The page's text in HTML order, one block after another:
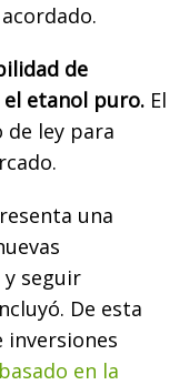
de
etanol puro. El
ley para
una
seguir
De esta
inversiones
en la